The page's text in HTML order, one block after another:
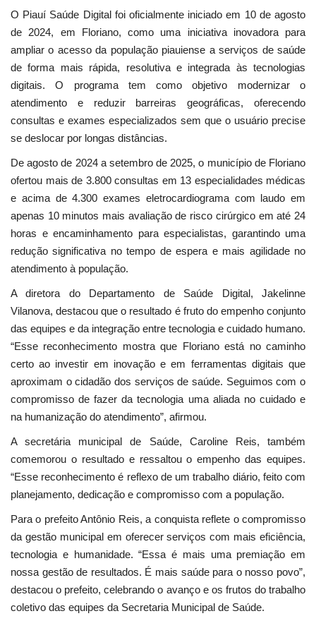
O Piauí Saúde Digital foi oficialmente iniciado em 10 de agosto
de 2024, em Floriano, como uma iniciativa inovadora para
ampliar o acesso da população piauiense a serviços de saúde
de forma mais rápida, resolutiva e integrada às tecnologias
digitais. O programa tem como objetivo modernizar o
atendimento e reduzir barreiras geográficas, oferecendo
consultas e exames especializados sem que o usuário precise
se deslocar por longas distâncias.
De agosto de 2024 a setembro de 2025, o município de Floriano
ofertou mais de 3.800 consultas em 13 especialidades médicas
e acima de 4.300 exames eletrocardiograma com laudo em
apenas 10 minutos mais avaliação de risco cirúrgico em até 24
horas e encaminhamento para especialistas, garantindo uma
redução significativa no tempo de espera e mais agilidade no
atendimento à população.
A diretora do Departamento de Saúde Digital, Jakelinne
Vilanova, destacou que o resultado é fruto do empenho conjunto
das equipes e da integração entre tecnologia e cuidado humano.
“Esse reconhecimento mostra que Floriano está no caminho
certo ao investir em inovação e em ferramentas digitais que
aproximam o cidadão dos serviços de saúde. Seguimos com o
compromisso de fazer da tecnologia uma aliada no cuidado e
na humanização do atendimento”, afirmou.
A secretária municipal de Saúde, Caroline Reis, também
comemorou o resultado e ressaltou o empenho das equipes.
“Esse reconhecimento é reflexo de um trabalho diário, feito com
planejamento, dedicação e compromisso com a população.
Para o prefeito Antônio Reis, a conquista reflete o compromisso
da gestão municipal em oferecer serviços com mais eficiência,
tecnologia e humanidade. “Essa é mais uma premiação em
nossa gestão de resultados. É mais saúde para o nosso povo”,
destacou o prefeito, celebrando o avanço e os frutos do trabalho
coletivo das equipes da Secretaria Municipal de Saúde.